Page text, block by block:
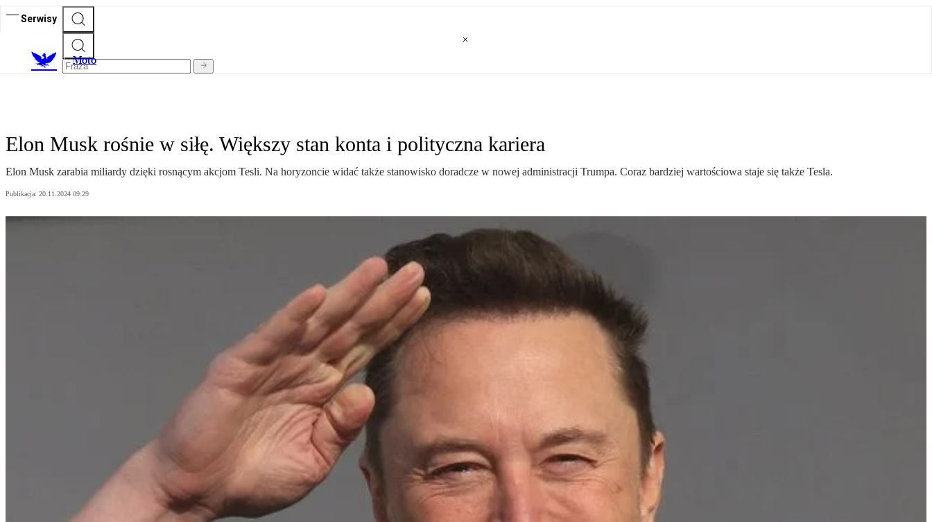
Serwisy
Moto
Elon Musk rośnie w siłę. Większy stan konta i polityczna kariera
Elon Musk zarabia miliardy dzięki rosnącym akcjom Tesli. Na horyzoncie widać także stanowisko doradcze w nowej administracji Trumpa. Coraz bardziej wartościowa staje się także Tesla.
Publikacja: 20.11.2024 09:29